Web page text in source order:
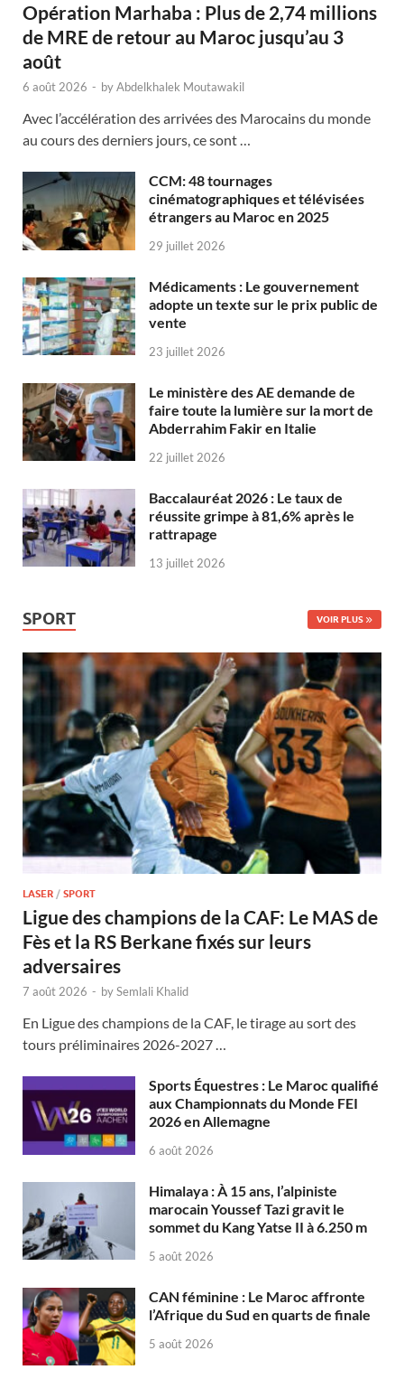
Opération Marhaba : Plus de 2,74 millions
de MRE de retour au Maroc jusqu’au 3
août
6 août 2026 - byAbdelkhalek Moutawakil
Avec l’accélération des arrivées des Marocains du monde
au cours des derniers jours, ce sont …
CCM: 48 tournages
cinématographiques et télévisées
étrangers au Maroc en 2025
29 juillet 2026
Médicaments : Le gouvernement
adopte un texte sur le prix public de
vente
23 juillet 2026
Le ministère des AE demande de
faire toute la lumière sur la mort de
Abderrahim Fakir en Italie
22 juillet 2026
Baccalauréat 2026 : Le taux de
réussite grimpe à 81,6% après le
rattrapage
13 juillet 2026
SPORT VOIR PLUS
LASER / SPORT
Ligue des champions de la CAF: Le MAS de
Fès et la RS Berkane fixés sur leurs
adversaires
7 août 2026 - bySemlali Khalid
En Ligue des champions de la CAF, le tirage au sort des
tours préliminaires 2026-2027 …
Sports Équestres : Le Maroc qualifié
aux Championnats du Monde FEI
2026 en Allemagne
6 août 2026
Himalaya : À 15 ans, l’alpiniste
marocain Youssef Tazi gravit le
sommet du Kang Yatse II à 6.250 m
5 août 2026
CAN féminine : Le Maroc affronte
l’Afrique du Sud en quarts de finale
5 août 2026